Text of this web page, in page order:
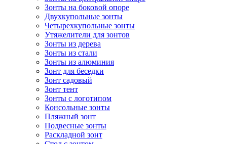
Зонты на боковой опоре
Двухкупольные зонты
Четырехкупольные зонты
Утяжелители для зонтов
Зонты из дерева
Зонты из стали
Зонты из алюминия
Зонт для беседки
Зонт садовый
Зонт тент
Зонты с логотипом
Консольные зонты
Пляжный зонт
Подвесные зонты
Раскладной зонт